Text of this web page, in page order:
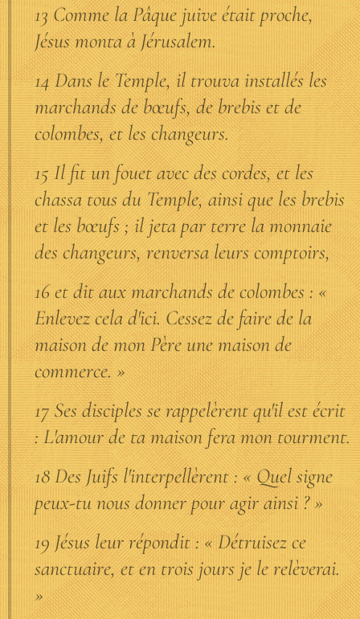
13 Comme la Pâque juive était proche,
Jésus monta à Jérusalem.
14 Dans le Temple, il trouva installés les
marchands de bœufs, de brebis et de
colombes, et les changeurs.
15 Il fit un fouet avec des cordes, et les
chassa tous du Temple, ainsi que les brebis
et les bœufs ; il jeta par terre la monnaie
des changeurs, renversa leurs comptoirs,
16 et dit aux marchands de colombes : «
Enlevez cela d'ici. Cessez de faire de la
maison de mon Père une maison de
commerce. »
17 Ses disciples se rappelèrent qu'il est écrit
: L'amour de ta maison fera mon tourment.
18 Des Juifs l'interpellèrent : « Quel signe
peux-tu nous donner pour agir ainsi ? »
19 Jésus leur répondit : « Détruisez ce
sanctuaire, et en trois jours je le relèverai.
»